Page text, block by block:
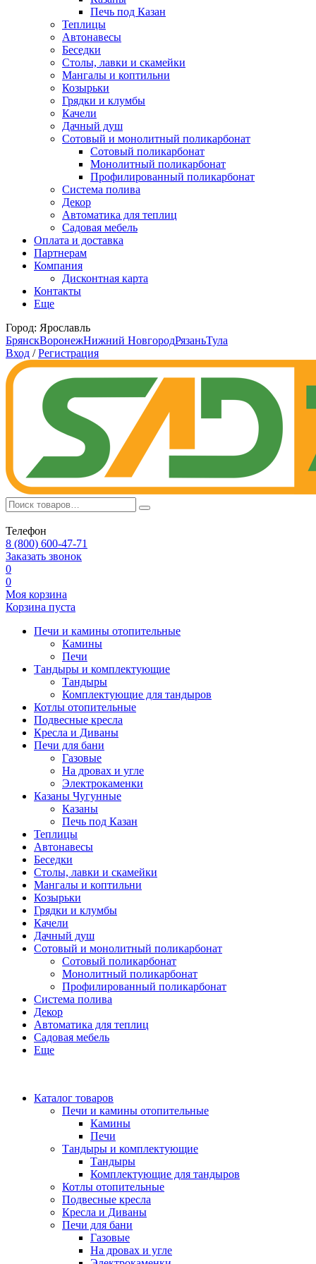
Печь под Казан
Теплицы
Автонавесы
Беседки
Столы, лавки и скамейки
Мангалы и коптильни
Козырьки
Грядки и клумбы
Качели
Дачный душ
Сотовый и монолитный поликарбонат
Сотовый поликарбонат
Монолитный поликарбонат
Профилированный поликарбонат
Система полива
Декор
Автоматика для теплиц
Садовая мебель
Оплата и доставка
Партнерам
Компания
Дисконтная карта
Контакты
Еще
Город: Ярославль
БрянскВоронежНижний НовгородРязаньТула
Вход / Регистрация
Телефон
8 (800) 600-47-71
Заказать звонок
0
0
Моя корзина
Корзина пуста
Печи и камины отопительные
Камины
Печи
Тандыры и комплектующие
Тандыры
Комплектующие для тандыров
Котлы отопительные
Подвесные кресла
Кресла и Диваны
Печи для бани
Газовые
На дровах и угле
Электрокаменки
Казаны Чугунные
Казаны
Печь под Казан
Теплицы
Автонавесы
Беседки
Столы, лавки и скамейки
Мангалы и коптильни
Козырьки
Грядки и клумбы
Качели
Дачный душ
Сотовый и монолитный поликарбонат
Сотовый поликарбонат
Монолитный поликарбонат
Профилированный поликарбонат
Система полива
Декор
Автоматика для теплиц
Садовая мебель
Еще
Каталог товаров
Печи и камины отопительные
Камины
Печи
Тандыры и комплектующие
Тандыры
Комплектующие для тандыров
Котлы отопительные
Подвесные кресла
Кресла и Диваны
Печи для бани
Газовые
На дровах и угле